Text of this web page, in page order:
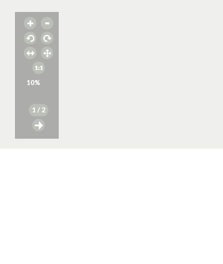
10%
1 / 2